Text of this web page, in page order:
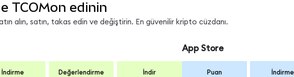
TCOMon edinin
alın, satın, takas edin ve değiştirin. En güvenilir kripto cüzdanı.
İndirme Değerlendirme İndir
App Store
Puan İndirme